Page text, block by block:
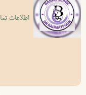
اطلاعات